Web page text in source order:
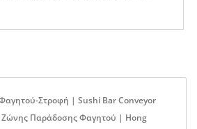
Στροφή | Sushi Bar Conveyor
Ζώνης Παράδοσης Φαγητού | Hong